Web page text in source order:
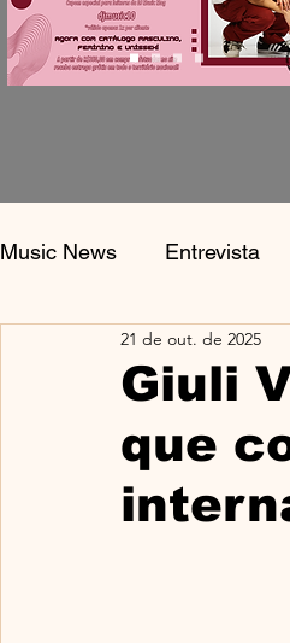
Music News Entrevista
Jean-Michel Jarre
Giuli
que
21 de out. de 2025